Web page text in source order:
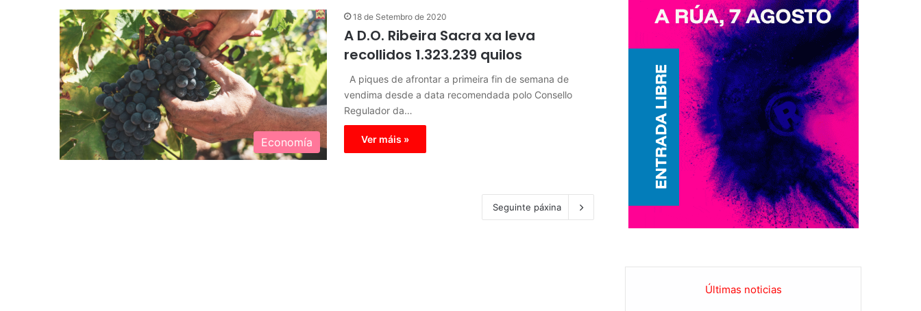
Economía
18 de Setembro de 2020
A D.O. Ribeira Sacra xa leva
recollidos 1.323.239 quilos
A piques de afrontar a primeira fin de semana de
vendima desde a data recomendada polo Consello
Regulador da…
Ver máis »
Seguinte páxina
Últimas noticias